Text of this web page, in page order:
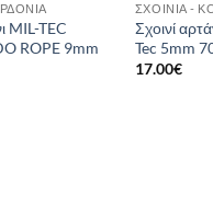
MIL-TEC
ROPE 9mm
ΣΧΟΙΝΙΆ -
Σχοινί
Tec 5mm
17.00€